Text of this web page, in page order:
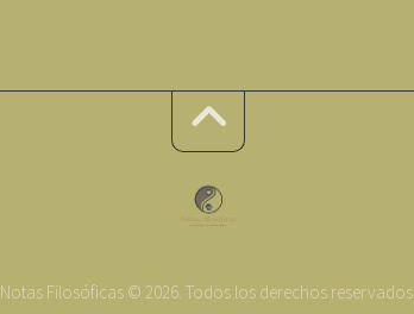
Notas Filosóficas © 2026. Todos los derechos reservados.